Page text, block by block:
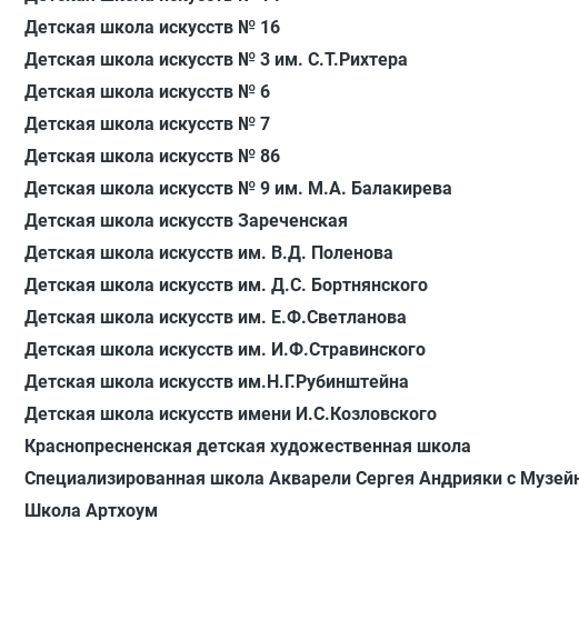
Детская школа искусств № 16
Детская школа искусств № 3 им. С.Т.Рихтера
Детская школа искусств № 6
Детская школа искусств № 7
Детская школа искусств № 86
Детская школа искусств № 9 им. М.А. Балакирева
Детская школа искусств Зареченская
Детская школа искусств им. В.Д. Поленова
Детская школа искусств им. Д.С. Бортнянского
Детская школа искусств им. Е.Ф.Светланова
Детская школа искусств им. И.Ф.Стравинского
Детская школа искусств им.Н.Г.Рубинштейна
Детская школа искусств имени И.С.Козловского
Краснопресненская детская художественная школа
Специализированная школа Акварели Сергея Андрияки с
Школа Артхоум